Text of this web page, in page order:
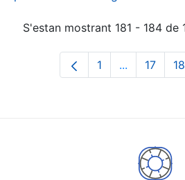
S'estan mostrant 181 - 184 de
Pàgina
1 ...PàginesPàgina
17 18